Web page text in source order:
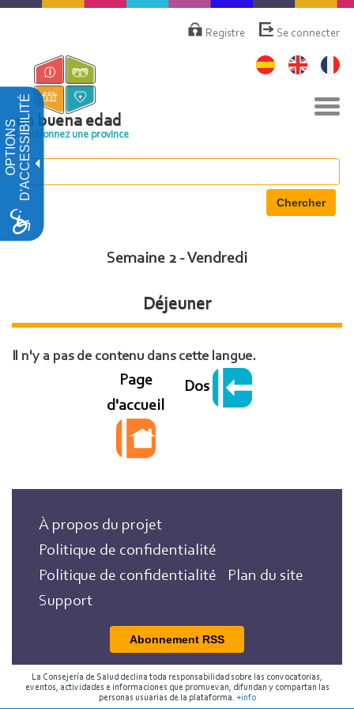
OPTIONSD'ACCESSIBILITÉ
Aller
principal
deRegistre Se connecter
la
en buena edad
Sélectionnez une province
Chercher
Semaine 2 - Vendredi
Déjeuner
Il n'y a pas de contenu dans cette langue.
Page
d'accueil
Dos
À propos du projet
Politique de confidentialité
Politique de confidentialité
Plan du site
Support
Abonnement RSS
La Consejería de Salud declina toda responsabilidad sobre las convocatorias,
eventos, actividades e informaciones que promuevan, difundan y compartan las
personas usuarias de la plataforma. +info